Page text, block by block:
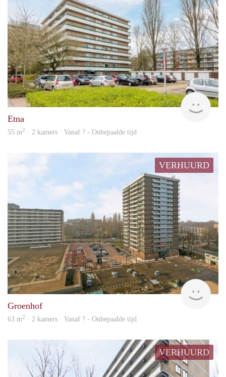
rent
Etna
55 m2 · 2 kamers · Vanaf ? - Onbepaalde tijd
VERHUURD
rent
Groenhof
63 m2 · 2 kamers · Vanaf ? - Onbepaalde tijd
VERHUURD